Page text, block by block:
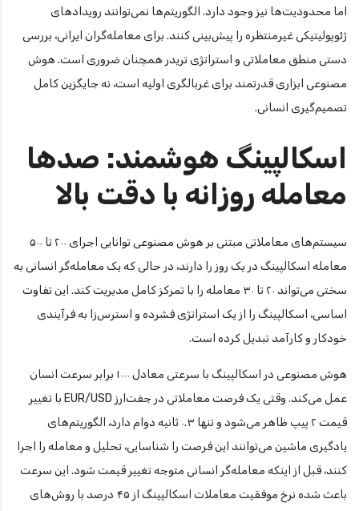
اما محدودیت‌ها نیز وجود دارد. الگوریتم‌ها نمی‌توانند رویدادهای
ژئوپولیتیکی غیرمنتظره را پیش‌بینی کنند. برای معامله‌گران ایرانی، بررسی
دستی منطق معاملاتی و استراتژی تریدر همچنان ضروری است. هوش
مصنوعی ابزاری قدرتمند برای غربالگری اولیه است، نه جایگزین کامل
تصمیم‌گیری انسانی.
اسکالپینگ هوشمند: صدها
معامله روزانه با دقت بالا
سیستم‌های معاملاتی مبتنی بر هوش مصنوعی توانایی اجرای ۲۰۰ تا ۵۰۰
معامله اسکالپینگ در یک روز را دارند، در حالی که یک معامله‌گر انسانی به
سختی می‌تواند ۲۰ تا ۳۰ معامله را با تمرکز کامل مدیریت کند. این تفاوت
اساسی، اسکالپینگ را از یک استراتژی فشرده و استرس‌زا به فرآیندی
خودکار و کارآمد تبدیل کرده است.
هوش مصنوعی در اسکالپینگ با سرعتی معادل ۱۰۰۰ برابر سرعت انسان
عمل می‌کند. وقتی یک فرصت معاملاتی در جفت‌ارز EUR/USD با تغییر
قیمت ۲ پیپ ظاهر می‌شود و تنها ۰.۳ ثانیه دوام دارد، الگوریتم‌های
یادگیری ماشین می‌توانند این فرصت را شناسایی، تحلیل و معامله را اجرا
کنند، قبل از اینکه معامله‌گر انسانی متوجه تغییر قیمت شود. این سرعت
باعث شده نرخ موفقیت معاملات اسکالپینگ از ۴۵ درصد با روش‌های